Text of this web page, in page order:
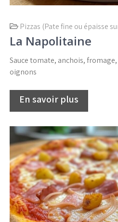
Pizzas (Pate fine ou épaisse
La Napolitaine
Sauce tomate, anchois,
oignons